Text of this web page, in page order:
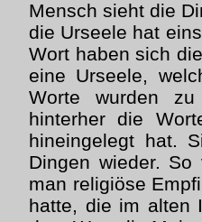
Mensch sieht die
die Urseele hat
Wort haben sich
eine Urseele,
Worte wurden
hinterher die
hineingelegt hat.
Dingen wieder.
man religiöse
hatte, die im alten